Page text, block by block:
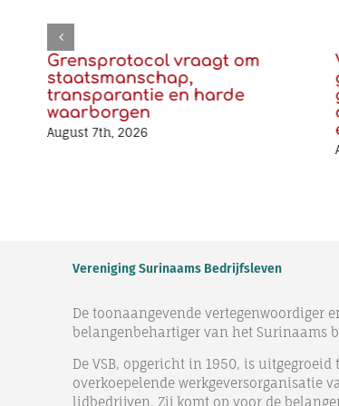
Grensprotocol vraagt om
staatsmanschap,
transparantie en harde
waarborgen
August 7th, 2026
Vereniging Surinaams Bedrijfsleven
De toonaangevende vertegenwoordiger
belangenbehartiger van het Surinaams
De VSB, opgericht in 1950, is uitgegroeid
overkoepelende werkgeversorganisatie
lidbedrijven. Zij komt op voor de